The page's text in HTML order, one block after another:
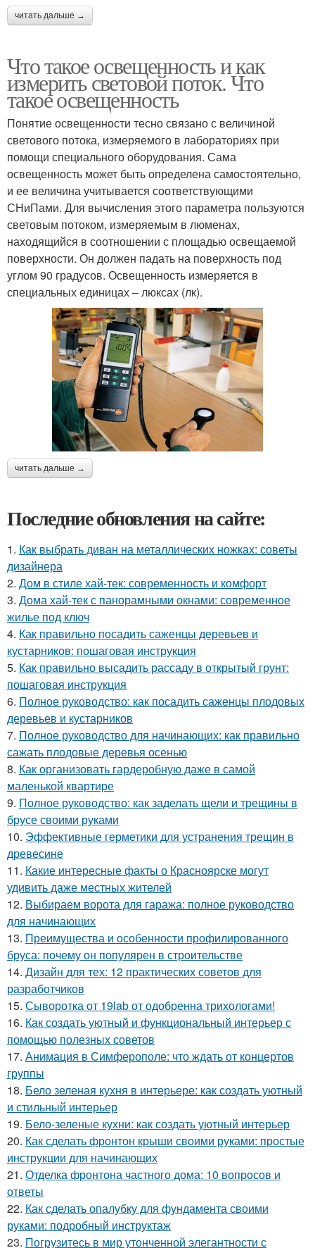
читать дальше →
Что такое освещенность и как
измерить световой поток. Что
такое освещенность
Понятие освещенности тесно связано с величиной
светового потока, измеряемого в лабораториях при
помощи специального оборудования. Сама
освещенность может быть определена самостоятельно,
и ее величина учитывается соответствующими
СНиПами. Для вычисления этого параметра пользуются
световым потоком, измеряемым в люменах,
находящийся в соотношении с площадью освещаемой
поверхности. Он должен падать на поверхность под
углом 90 градусов. Освещенность измеряется в
специальных единицах – люксах (лк).
читать дальше →
Последние обновления на сайте:
1. Как выбрать диван на металлических ножках: советы
дизайнера
2. Дом в стиле хай-тек: современность и комфорт
3. Дома хай-тек с панорамными окнами: современное
жилье под ключ
4. Как правильно посадить саженцы деревьев и
кустарников: пошаговая инструкция
5. Как правильно высадить рассаду в открытый грунт:
пошаговая инструкция
6. Полное руководство: как посадить саженцы плодовых
деревьев и кустарников
7. Полное руководство для начинающих: как правильно
сажать плодовые деревья осенью
8. Как организовать гардеробную даже в самой
маленькой квартире
9. Полное руководство: как заделать щели и трещины в
брусе своими руками
10. Эффективные герметики для устранения трещин в
древесине
11. Какие интересные факты о Красноярске могут
удивить даже местных жителей
12. Выбираем ворота для гаража: полное руководство
для начинающих
13. Преимущества и особенности профилированного
бруса: почему он популярен в строительстве
14. Дизайн для тех: 12 практических советов для
разработчиков
15. Сыворотка от 19lab от одобренна трихологами!
16. Как создать уютный и функциональный интерьер с
помощью полезных советов
17. Анимация в Симферополе: что ждать от концертов
группы
18. Бело зеленая кухня в интерьере: как создать уютный
и стильный интерьер
19. Бело-зеленые кухни: как создать уютный интерьер
20. Как сделать фронтон крыши своими руками: простые
инструкции для начинающих
21. Отделка фронтона частного дома: 10 вопросов и
ответы
22. Как сделать опалубку для фундамента своими
руками: подробный инструктаж
23. Погрузитесь в мир утонченной элегантности с